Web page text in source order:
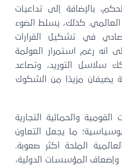
للحكم، بالإضافة إلى تداعيات
العالمي. كذلك، يسلط الضوء
في تشكيل القرارات
أنه رغم استمرار العولمة
سلاسل التوريد، وتصاعد
يضيفان مزيدًا من الشكوك
والحمائية التجارية
ما يجعل التعاون
الملحة أكثر صعوبة.
وإضعاف المؤسسات الدولية،